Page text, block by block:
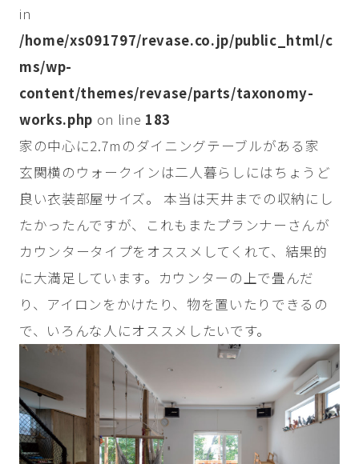
in
/home/xs091797/revase.co.jp/public_html/c
ms/wp-
content/themes/revase/parts/taxonomy-
works.php on line 183
家の中心に2.7mのダイニングテーブルがある家
玄関横のウォークインは二人暮らしにはちょうど
良い衣装部屋サイズ。 本当は天井までの収納にし
たかったんですが、これもまたプランナーさんが
カウンタータイプをオススメしてくれて、結果的
に大満足しています。カウンターの上で畳んだ
り、アイロンをかけたり、物を置いたりできるの
で、いろんな人にオススメしたいです。